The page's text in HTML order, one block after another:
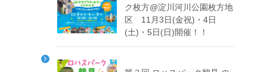
ク枚方@淀川河川公園枚方地
区 11月3日(金祝)・4日
(土)・5日(日)開催！！